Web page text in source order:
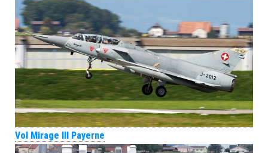
Vol Mirage III Payerne